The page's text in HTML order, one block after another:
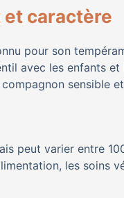
caractère
pour son
avec les enfants
sensible
peut varier entre
les soins